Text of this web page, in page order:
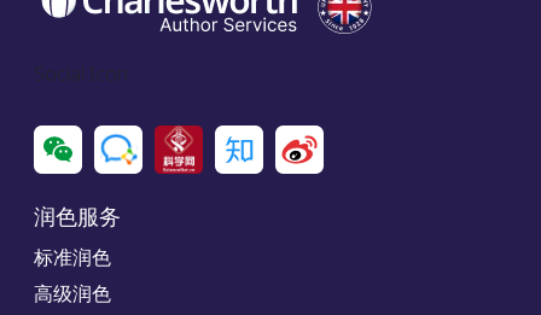
Social Icon
润色服务
标准润色
高级润色